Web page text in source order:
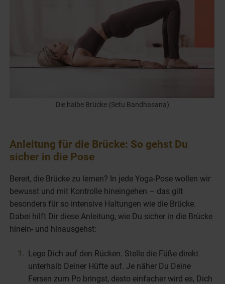
Die halbe Brücke (Setu Bandhasana)
Anleitung für die Brücke: So gehst Du
sicher in die Pose
Bereit, die Brücke zu lernen? In jede Yoga-Pose wollen wir
bewusst und mit Kontrolle hineingehen – das gilt
besonders für so intensive Haltungen wie die Brücke.
Dabei hilft Dir diese Anleitung, wie Du sicher in die Brücke
hinein- und hinausgehst:
Lege Dich auf den Rücken. Stelle die Füße direkt
unterhalb Deiner Hüfte auf. Je näher Du Deine
Fersen zum Po bringst, desto einfacher wird es, Dich